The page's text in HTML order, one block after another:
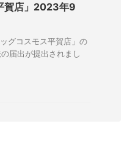
賀店」2023年9
グコスモス平賀店」の
届出が提出されまし